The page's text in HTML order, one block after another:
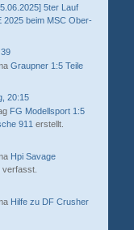
5ter Lauf
2025 beim MSC Ober-
Graupner 1:5 Teile
20:15
FG Modellsport 1:5
911 erstellt.
Hpi Savage
verfasst.
Hilfe zu DF Crusher